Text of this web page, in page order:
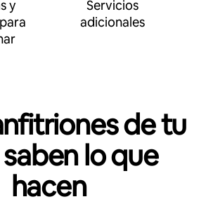
y
Servicios
adicionales
de tu
lo que
hacen